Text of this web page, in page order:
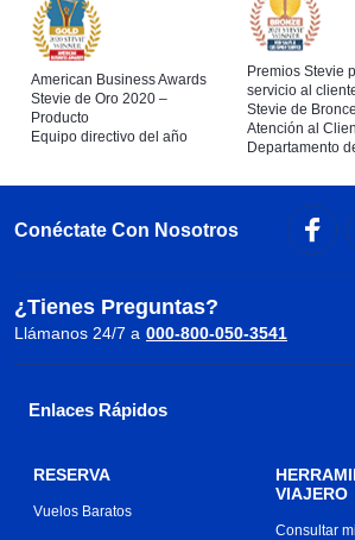
American Business Awards
Stevie de Oro 2020 –
Producto
Equipo directivo del año
Premios Stevie
servicio al
Stevie de
Atención al
Departamento
Conéctate Con Nosotros
¿Tienes Preguntas?
Llámanos 24/7 a 000-800-050-3541
Enlaces Rápidos
RESERVA
Vuelos Baratos
VIAJERO
Consultar